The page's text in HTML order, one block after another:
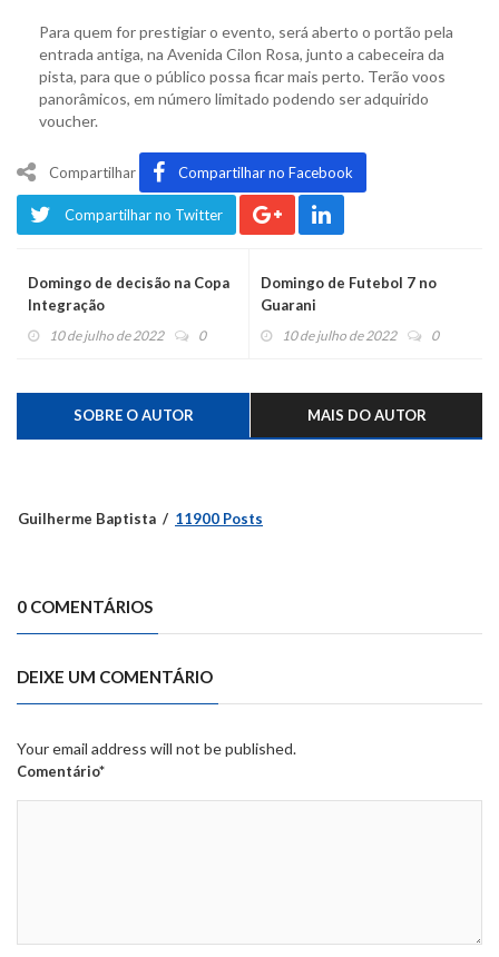
Para quem for prestigiar o evento, será aberto o portão pela
entrada antiga, na Avenida Cilon Rosa, junto a cabeceira da
pista, para que o público possa ficar mais perto. Terão voos
panorâmicos, em número limitado podendo ser adquirido
voucher.
Compartilhar Compartilhar no Facebook
Compartilhar no Twitter
Domingo de decisão na Copa
Integração
10 de julho de 2022 0
Domingo de Futebol 7 no
Guarani
10 de julho de 2022 0
SOBRE O AUTOR MAIS DO AUTOR
Guilherme Baptista 11900 Posts
0 COMENTÁRIOS
DEIXE UM COMENTÁRIO
Your email address will not be published.
Comentário*